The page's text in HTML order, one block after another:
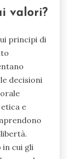
valori?
principi di
decisioni
e
in cui gli